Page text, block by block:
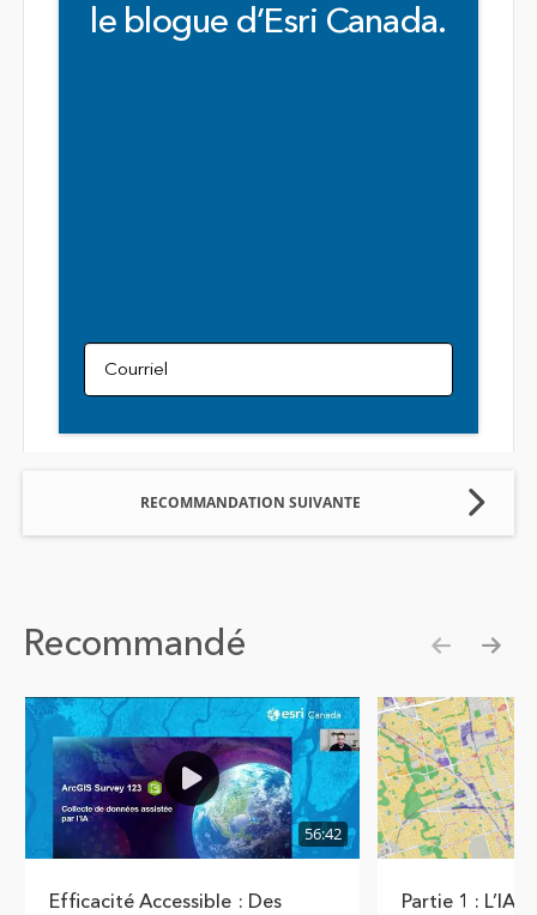
le blogue d’Esri Canada.
Courriel
RECOMMANDATION SUIVANTE
Recommandé
56:42
Efficacité Accessible : Des
Partie 1 : L’IA